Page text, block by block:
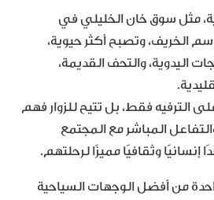
مثل سوق خان الخليلي في
الخريف، وتصبح أكثر حيوية،
اليدوية، والتحف القديمة،
الترفيه فقط، بل تتيح للزوار فهم
المباشر مع المجتمع
وثقافيًا مميزًا لرحلتهم.
من أفضل الوجهات السياحية